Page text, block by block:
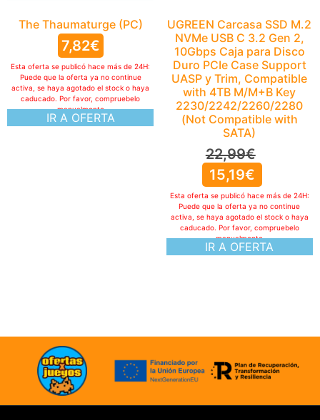
UGREEN Carcasa SSD M.2
NVMe USB C 3.2 Gen 2,
10Gbps Caja para Disco
Duro PCIe Case Support
UASP y Trim, Compatible
with 4TB M/M+B Key
2230/2242/2260/2280
(Not Compatible with
SATA)
22,99€
15,19€
IR A OFERTA
Esta oferta se publicó hace más de 24H:
Puede que la oferta ya no continue
activa, se haya agotado el stock o haya
caducado. Por favor, compruebelo
manualmente